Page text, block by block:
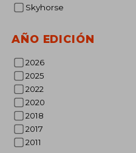
Skyhorse
AÑO EDICIÓN
2026
2025
2022
2020
2018
2017
2011